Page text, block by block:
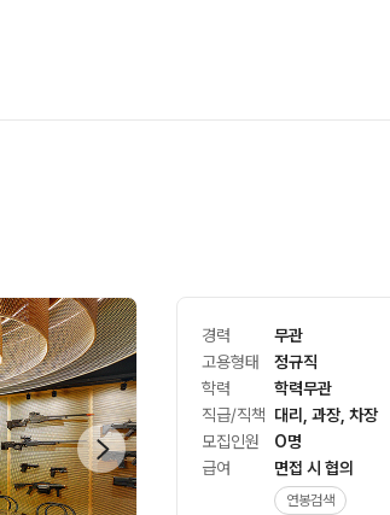
경력
무관
고용형태
정규직
학력
학력무관
직급/직책 대리, 과장, 차장
모집인원
O명
급여
면접 시 협의
연봉검색